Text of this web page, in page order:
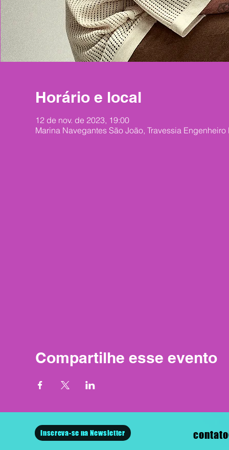
Horário e local
12 de nov. de 2023, 19:00
Marina Navegantes São João, Travessia
Compartilhe esse evento
Inscreva-se na Newsletter